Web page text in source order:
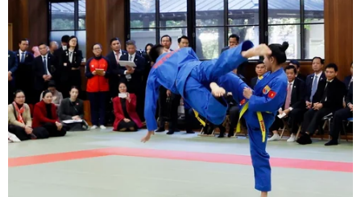
Hội đồng Ngũ cốc Hoa Kỳ và Bộ Nông nghiệp và
Phát triển Nông thôn Việt Nam.
Theo Biên bản ghi nhớ này, Bộ Nông nghiệp và
Phát triển Nông thôn Việt Nam và Hội đồng Ngũ
cốc Hoa Kỳ sẽ thiết lập mối quan hệ hợp tác (kỹ
thuật) trong lĩnh vực nông nghiệp thức ăn chăn
nuôi, sản xuất và sử dụng nhiên liệu sinh học ở
Việt Nam cũng như tăng cường hiểu biết lẫn